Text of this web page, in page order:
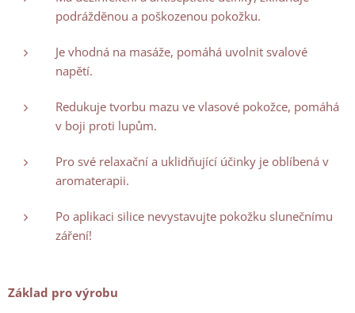
podrážděnou a poškozenou pokožku.
Je vhodná na masáže, pomáhá uvolnit svalové
napětí.
Redukuje tvorbu mazu ve vlasové pokožce, pomáhá
v boji proti lupům.
Pro své relaxační a uklidňující účinky je oblíbená v
aromaterapii.
Po aplikaci silice nevystavujte pokožku slunečnímu
záření!
Základ pro výrobu